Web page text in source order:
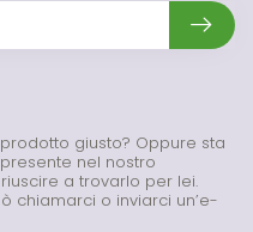
giusto? Oppure sta
nel nostro
a trovarlo per lei.
chiamarci o inviarci un’e-